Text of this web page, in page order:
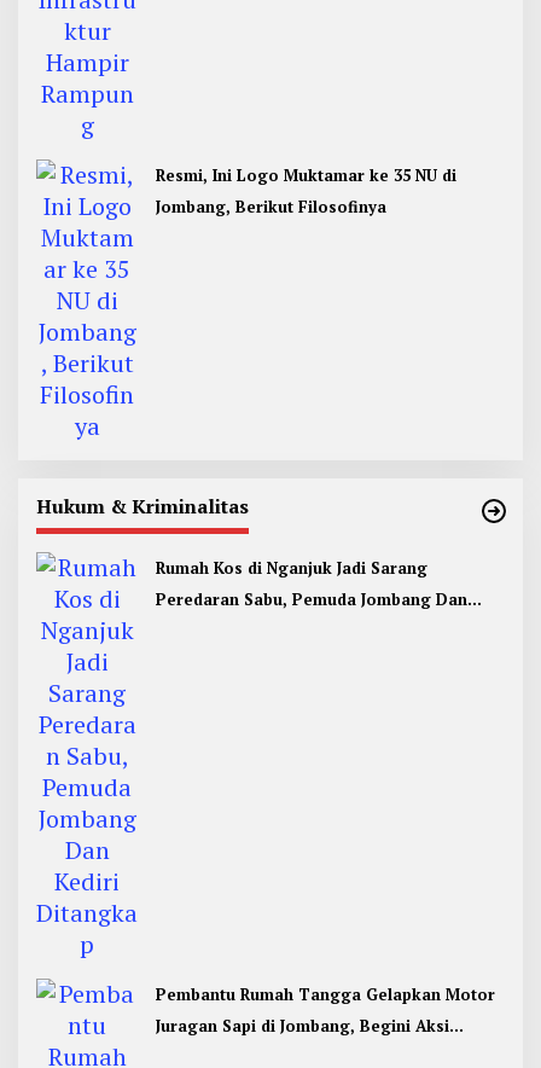
Resmi, Ini Logo Muktamar ke 35 NU di
Jombang, Berikut Filosofinya
Hukum & Kriminalitas
Rumah Kos di Nganjuk Jadi Sarang
Peredaran Sabu, Pemuda Jombang Dan
Pembantu Rumah Tangga Gelapkan Motor
Juragan Sapi di Jombang, Begini Aksi